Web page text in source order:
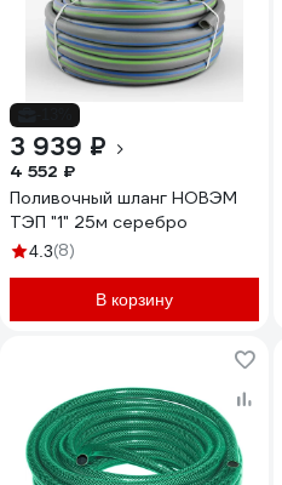
3 939 ₽
4 552 ₽
Поливочный шланг НОВЭМ
ТЭП "1" 25м серебро
4.3(8)
В корзину